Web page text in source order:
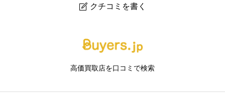
 クチコミを書く
任意
高価買取店を口コミで検索